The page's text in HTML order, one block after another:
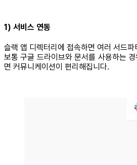
1) 서비스 연동
슬랙 앱 디렉터리에 접속하면 여러 서드
보통 구글 드라이브와 문서를 사용하는
면 커뮤니케이션이 편리해집니다.